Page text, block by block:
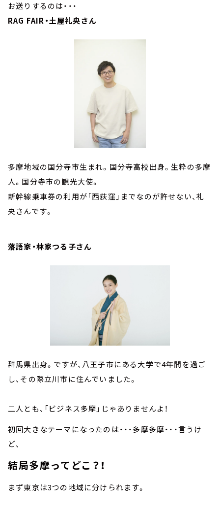
お送りするのは・・・
RAG FAIR・土屋礼央さん
多摩地域の国分寺市生まれ。国分寺高校出身。生粋の多摩
人。国分寺市の観光大使。
新幹線乗車券の利用が「西荻窪」までなのが許せない、礼
央さんです。
落語家・林家つる子さん
群馬県出身。ですが、八王子市にある大学で4年間を過ご
し、その際立川市に住んでいました。
二人とも、「ビジネス多摩」じゃありませんよ！
初回大きなテーマになったのは・・・多摩多摩・・・言うけ
ど、
結局多摩ってどこ？！
まず東京は3つの地域に分けられます。